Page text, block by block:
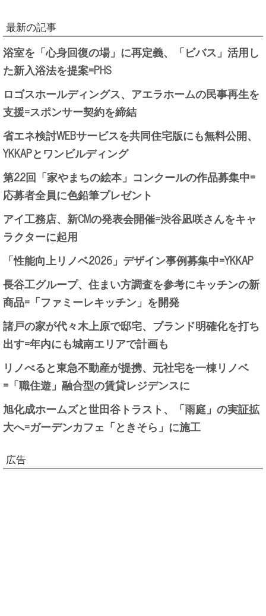
最新の記事
浴室を「心身回復の場」に再定義、「ビバス」活用し
た新入浴法を提案=PHS
ロゴスホールディングス、アエラホームの民事再生を
支援=スポンサー契約を締結
省エネ検討WEBサービスを共同住宅版にも無料公開、
YKKAPとワンビルディング
第22回「家やまちの絵本」コンクールの作品募集中=
応募者全員に色鉛筆プレゼント
アイ工務店、新CMの発表会開催=渋谷凪咲さんをキャ
ラクターに起用
「性能向上リノベ2026」デザイン事例募集中=YKKAP
長谷工グループ、住まい方調査を参考にキッチンの新
商品=「ファミーレキッチン」を開発
諸戸の家が代々木上原で邸宅、ブランド明確化を打ち
出す=年内にも城南エリアで計画も
リノべると東急不動産が提携、元社宅を一棟リノベ
=「職住遊」融合型の賃貸レジデンスに
旭化成ホームズと世田谷トラスト、「雨庭」の実証拡
大へ=ガーデンカフェ「ときそら」に施工
広告